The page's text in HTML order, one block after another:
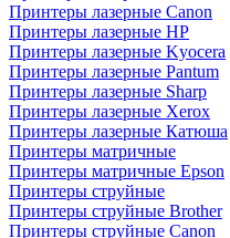
Принтеры лазерные Canon
Принтеры лазерные HP
Принтеры лазерные Kyocera
Принтеры лазерные Pantum
Принтеры лазерные Sharp
Принтеры лазерные Xerox
Принтеры лазерные Катюша
Принтеры матричные
Принтеры матричные Epson
Принтеры струйные
Принтеры струйные Brother
Принтеры струйные Canon